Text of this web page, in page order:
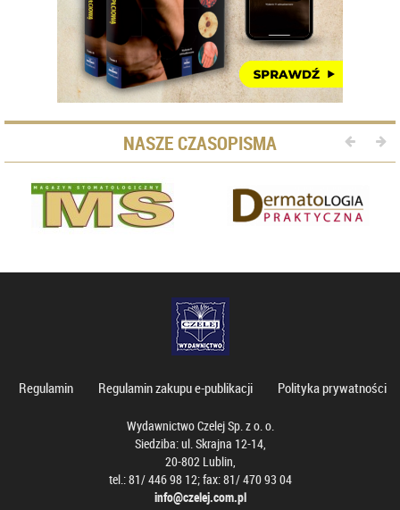
NASZE CZASOPISMA
Regulamin Regulamin zakupu e-publikacji Polityka prywatności
Wydawnictwo Czelej Sp. z o. o.
Siedziba: ul. Skrajna 12-14,
20-802 Lublin,
tel.: 81/ 446 98 12; fax: 81/ 470 93 04
info@czelej.com.pl